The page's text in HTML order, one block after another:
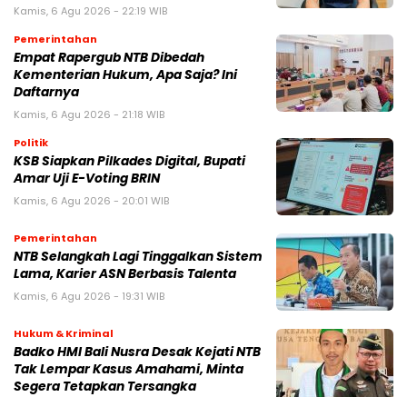
Kamis, 6 Agu 2026 - 22:19 WIB
Pemerintahan
Empat Rapergub NTB Dibedah
Kementerian Hukum, Apa Saja? Ini
Daftarnya
Kamis, 6 Agu 2026 - 21:18 WIB
Politik
KSB Siapkan Pilkades Digital, Bupati
Amar Uji E-Voting BRIN
Kamis, 6 Agu 2026 - 20:01 WIB
Pemerintahan
NTB Selangkah Lagi Tinggalkan Sistem
Lama, Karier ASN Berbasis Talenta
Kamis, 6 Agu 2026 - 19:31 WIB
Hukum & Kriminal
Badko HMI Bali Nusra Desak Kejati NTB
Tak Lempar Kasus Amahami, Minta
Segera Tetapkan Tersangka